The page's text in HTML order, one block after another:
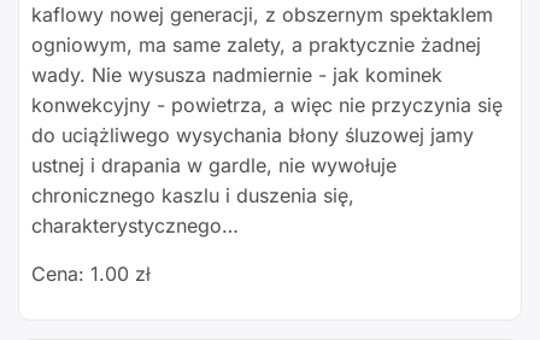
kaflowy nowej generacji, z obszernym spektaklem
ogniowym, ma same zalety, a praktycznie żadnej
wady. Nie wysusza nadmiernie - jak kominek
konwekcyjny - powietrza, a więc nie przyczynia się
do uciążliwego wysychania błony śluzowej jamy
ustnej i drapania w gardle, nie wywołuje
chronicznego kaszlu i duszenia się,
charakterystycznego…
Cena: 1.00 zł